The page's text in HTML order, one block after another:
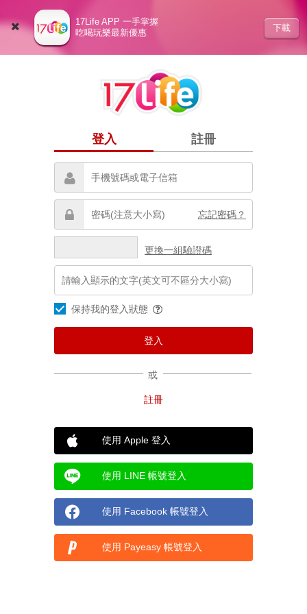
17Life APP 一手掌握
吃喝玩樂最新優惠
下載
登入 註冊
忘記密碼？
更換一組驗證碼
保持我的登入狀態
或
使用 Apple 登入
使用 LINE 帳號登入
使用 Facebook 帳號登入
使用 Payeasy 帳號登入